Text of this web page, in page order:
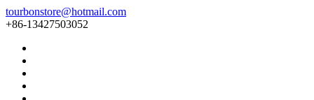
tourbonstore@hotmail.com
+86-13427503052